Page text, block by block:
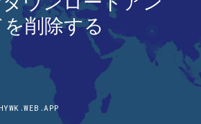
を削除する